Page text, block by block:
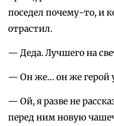
поседел почему-то, и
отрастил.
— Деда. Лучшего на
— Он же… он же герой у
— Ой, я разве не
перед ним новую